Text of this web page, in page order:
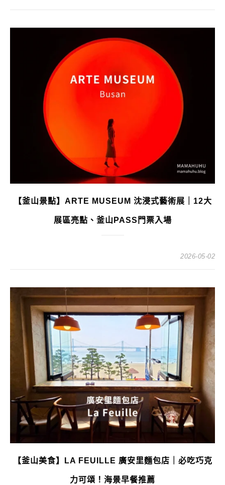
【釜山景點】ARTE MUSEUM 沈浸式藝術展｜12大
展區亮點、釜山PASS門票入場
2026-05-02
【釜山美食】LA FEUILLE 廣安里麵包店｜必吃巧克
力可頌！海景早餐推薦